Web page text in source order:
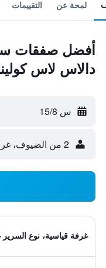
لمحة عن التقييمات
أفضل صفقات
دالاس لاس
س 15/8
2 من الضيوف، غرفة واحدة
غرفة قياسية، نوع